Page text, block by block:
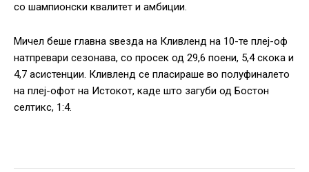
со шампионски квалитет и амбиции.
Мичел беше главна ѕвезда на Кливленд на 10-те плеј-оф
натпревари сезонава, со просек од 29,6 поени, 5,4 скока и
4,7 асистенции. Кливленд се пласираше во полуфиналето
на плеј-офот на Истокот, каде што загуби од Бостон
селтикс, 1:4.